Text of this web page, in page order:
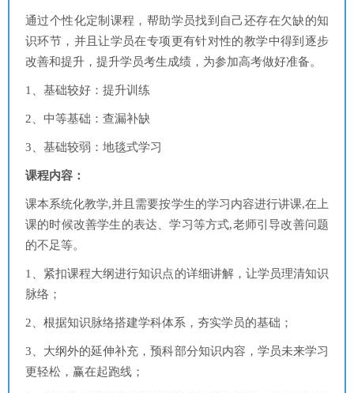
通过个性化定制课程，帮助学员找到自己还存在欠缺的知
识环节，并且让学员在专项更有针对性的教学中得到逐步
改善和提升，提升学员考生成绩，为参加高考做好准备。
1、基础较好：提升训练
2、中等基础：查漏补缺
3、基础较弱：地毯式学习
课程内容：
课本系统化教学,并且需要按学生的学习内容进行讲课,在上
课的时候改善学生的表达、学习等方式,老师引导改善问题
的不足等。
1、紧扣课程大纲进行知识点的详细讲解，让学员理清知识
脉络；
2、根据知识脉络搭建学科体系，夯实学员的基础；
3、大纲外的延伸补充，预科部分知识内容，学员未来学习
更轻松，赢在起跑线；